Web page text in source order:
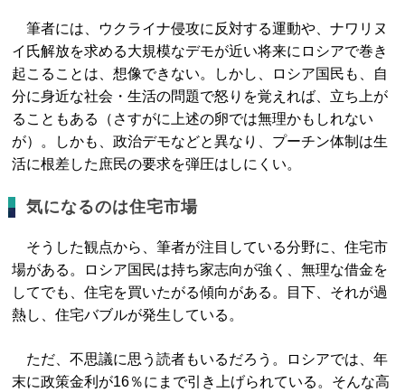
筆者には、ウクライナ侵攻に反対する運動や、ナワリヌ
イ氏解放を求める大規模なデモが近い将来にロシアで巻き
起こることは、想像できない。しかし、ロシア国民も、自
分に身近な社会・生活の問題で怒りを覚えれば、立ち上が
ることもある（さすがに上述の卵では無理かもしれない
が）。しかも、政治デモなどと異なり、プーチン体制は生
活に根差した庶民の要求を弾圧はしにくい。
気になるのは住宅市場
そうした観点から、筆者が注目している分野に、住宅市
場がある。ロシア国民は持ち家志向が強く、無理な借金を
してでも、住宅を買いたがる傾向がある。目下、それが過
熱し、住宅バブルが発生している。
ただ、不思議に思う読者もいるだろう。ロシアでは、年
末に政策金利が16％にまで引き上げられている。そんな高